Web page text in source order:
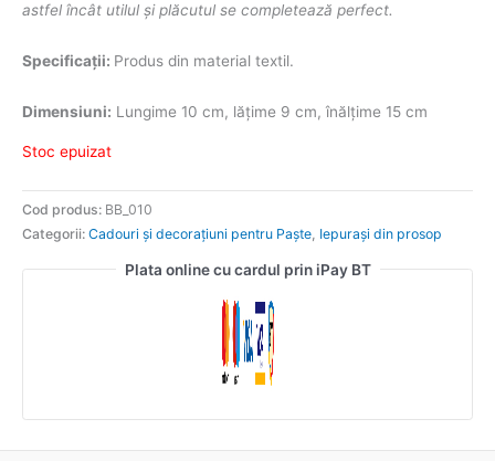
astfel încât utilul și plăcutul se completează perfect.
Specificații: Produs din material textil.
Dimensiuni: Lungime 10 cm, lățime 9 cm, înălțime 15 cm
Stoc epuizat
Cod produs: BB_010
Categorii: Cadouri și decorațiuni pentru Paște Iepurași din prosop
Plata online cu cardul prin iPay BT